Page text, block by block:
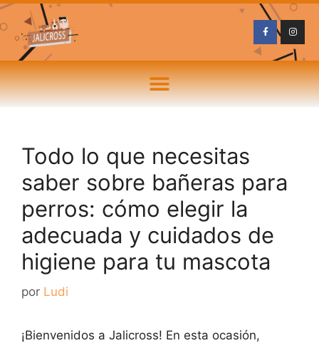
Todo lo que necesitas
saber sobre bañeras para
perros: cómo elegir la
adecuada y cuidados de
higiene para tu mascota
por Ludi
¡Bienvenidos a Jalicross! En esta ocasión,